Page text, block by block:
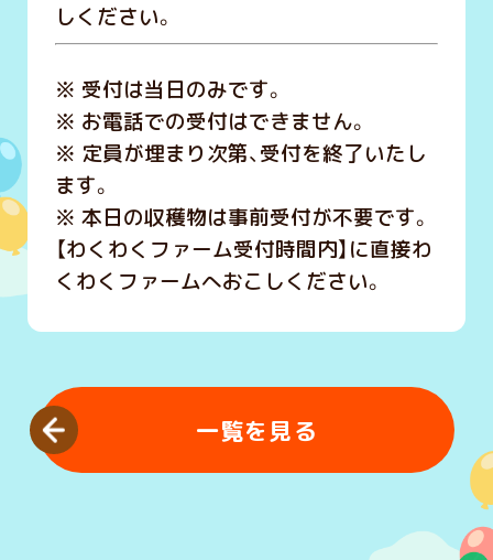
しください。
※ 受付は当日のみです。
※ お電話での受付はできません。
※ 定員が埋まり次第、受付を終了いたし
ます。
※ 本日の収穫物は事前受付が不要です。
【わくわくファーム受付時間内】に直接わ
くわくファームへおこしください。
一覧を見る